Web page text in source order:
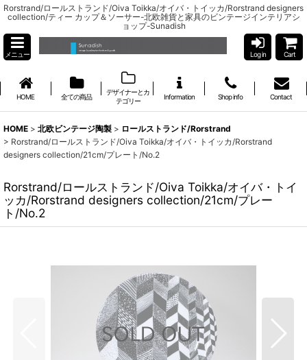
Rorstrand/ロールストランド/Oiva Toikka/オイバ・トイッカ/Rorstrand designers
collection/ティー カップ＆ソーサー-北欧雑貨と家具のビンテージインテリアシ
ョップ-Sunadish
メニュー Log in Cart
HOME 全ての商品
デザイナーとカ
テゴリー
Information Shop info Contact
HOME > 北欧ビンテージ陶製 > ロールストランド/Rorstrand
> Rorstrand/ロールストランド/Oiva Toikka/オイバ・トイッカ/Rorstrand
designers collection/21cm/プレート/No.2
Rorstrand/ロールストランド/Oiva Toikka/オイバ・トイ
ッカ/Rorstrand designers collection/21cm/プレー
ト/No.2